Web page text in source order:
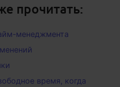
прочитать:
менеджмента
время, когда